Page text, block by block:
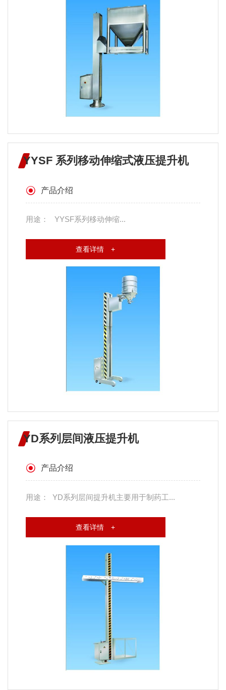
YYSF 系列移动伸缩式液压提升机
产品介绍
用途： YYSF系列移动伸缩...
查看详情 +
YD系列层间液压提升机
产品介绍
用途： YD系列层间提升机主要用于制药工...
查看详情 +